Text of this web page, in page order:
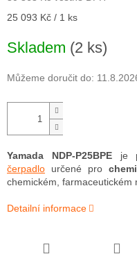
Měrná
25 093 Kč / 1 ks
Skladem (2 ks)
Můžeme doručit do:
Yamada NDP-P25BPEje
čerpadlo určené pro
chemickém, farmaceutickém
Detailní informace